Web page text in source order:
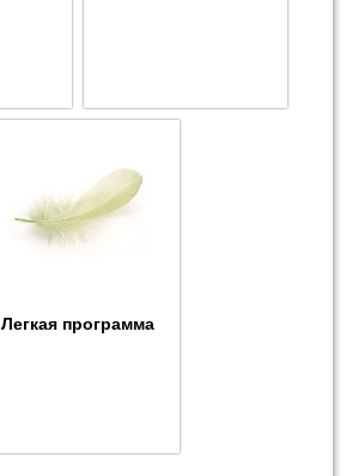
Легкая программа